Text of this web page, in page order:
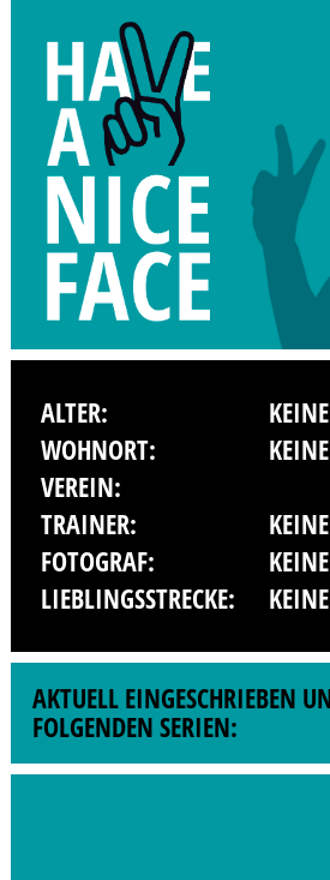
ALTER:
WOHNORT:
VEREIN:
TRAINER:
FOTOGRAF:
LIEBLINGSSTRECKE:
AKTUELL EINGESCHRIEBEN
FOLGENDEN SERIEN: